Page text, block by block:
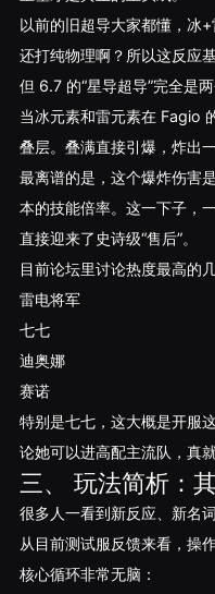
以前的旧超导大家都懂，冰
还打纯物理啊？所以这反应
但 6.7 的“星导超导”完全是两
当冰元素和雷元素在 Fagio
叠层。叠满直接引爆，炸出
最离谱的是，这个爆炸伤害
本的技能倍率。这一下子，
直接迎来了史诗级“售后”。
目前论坛里讨论热度最高的
雷电将军
七七
迪奥娜
赛诺
特别是七七，这大概是开服
论她可以进高配主流队，真就
三、 玩法简析：
很多人一看到新反应、新名
从目前测试服反馈来看，操
核心循环非常无脑：